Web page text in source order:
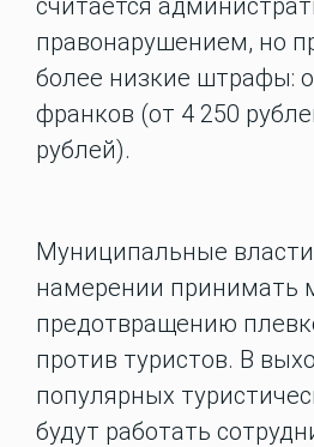
считается
правонарушением, но
более низкие штрафы:
франков (от 4 250
рублей).
Муниципальные
намерении принимать
предотвращению
против туристов. В
популярных
будут работать